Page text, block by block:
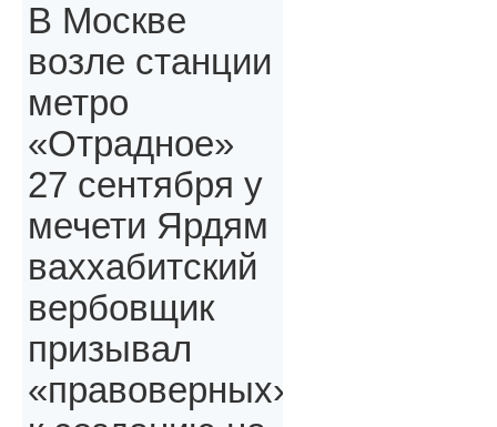
В Москве
возле станции
метро
«Отрадное»
27 сентября у
мечети Ярдям
ваххабитский
вербовщик
призывал
«правоверных»,